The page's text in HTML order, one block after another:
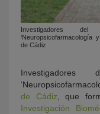
Investigadores
‘Neuropsicofarmacología
de Cádiz
de Cádiz , que
Investigación